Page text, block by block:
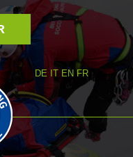
DE IT EN FR